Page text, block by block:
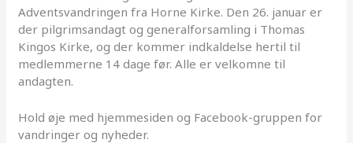
Adventsvandringen fra Horne Kirke. Den 26. januar er
der pilgrimsandagt og generalforsamling i Thomas
Kingos Kirke, og der kommer indkaldelse hertil til
medlemmerne 14 dage før. Alle er velkomne til
andagten.
Hold øje med hjemmesiden og Facebook-gruppen for
vandringer og nyheder.